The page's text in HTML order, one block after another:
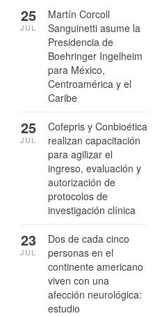
Martín Corcoll
Sanguinetti asume la
Presidencia de
Boehringer Ingelheim
para México,
Centroamérica y el
Caribe
25
JUL
Cofepris y Conbioética
realizan capacitación
para agilizar el
ingreso, evaluación y
autorización de
protocolos de
investigación clínica
25
JUL
Dos de cada cinco
personas en el
continente americano
viven con una
afección neurológica:
estudio
23
JUL